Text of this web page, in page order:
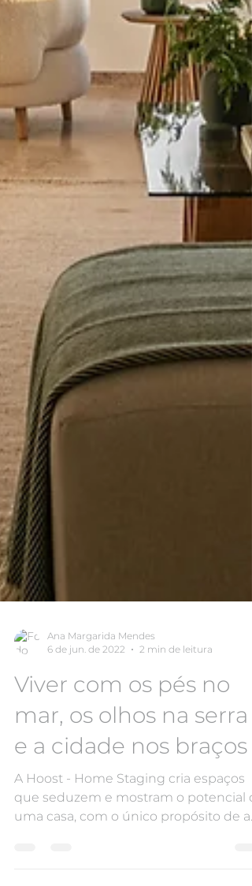
Ana Margarida Mendes
6 de jun. de 2022
2 min de leitura
Viver com os pés no
mar, os olhos na serra
e a cidade nos braços